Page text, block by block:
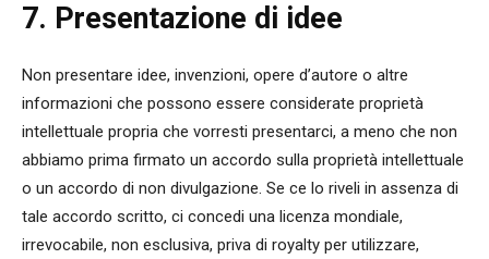
7. Presentazione di idee
Non presentare idee, invenzioni, opere d’autore o altre
informazioni che possono essere considerate proprietà
intellettuale propria che vorresti presentarci, a meno che non
abbiamo prima firmato un accordo sulla proprietà intellettuale
o un accordo di non divulgazione. Se ce lo riveli in assenza di
tale accordo scritto, ci concedi una licenza mondiale,
irrevocabile, non esclusiva, priva di royalty per utilizzare,